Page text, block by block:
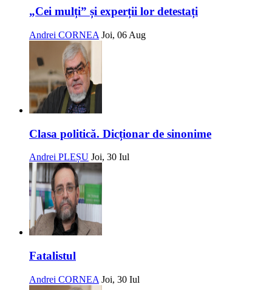
„Cei mulți” și experții lor detestați
Andrei CORNEA Joi, 06 Aug
Clasa politică. Dicționar de sinonime
Andrei PLEȘU Joi, 30 Iul
Fatalistul
Andrei CORNEA Joi, 30 Iul